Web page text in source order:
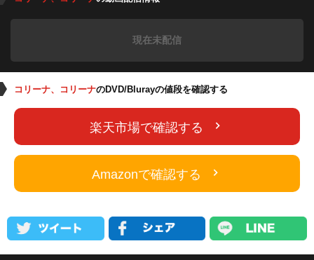
現在未配信
コリーナ、コリーナのDVD/Blurayの値段を確認する
楽天市場で確認する
Amazonで確認する